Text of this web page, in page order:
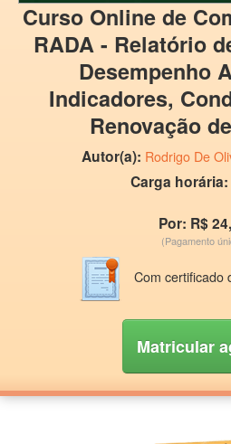
Curso Online de
RADA - Relatório
Desempenho
Indicadores,
Renovação
Autor(a): Rodrigo De
Carga horária:
Por: R$
(Pagamento
Com certificado
Matricular